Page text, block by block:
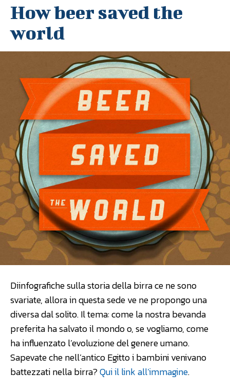
How beer saved the
world
Diinfografiche sulla storia della birra ce ne sono
svariate, allora in questa sede ve ne propongo una
diversa dal solito. Il tema: come la nostra bevanda
preferita ha salvato il mondo o, se vogliamo, come
ha influenzato l’evoluzione del genere umano.
Sapevate che nell’antico Egitto i bambini venivano
battezzati nella birra?Qui il link all’immagine.